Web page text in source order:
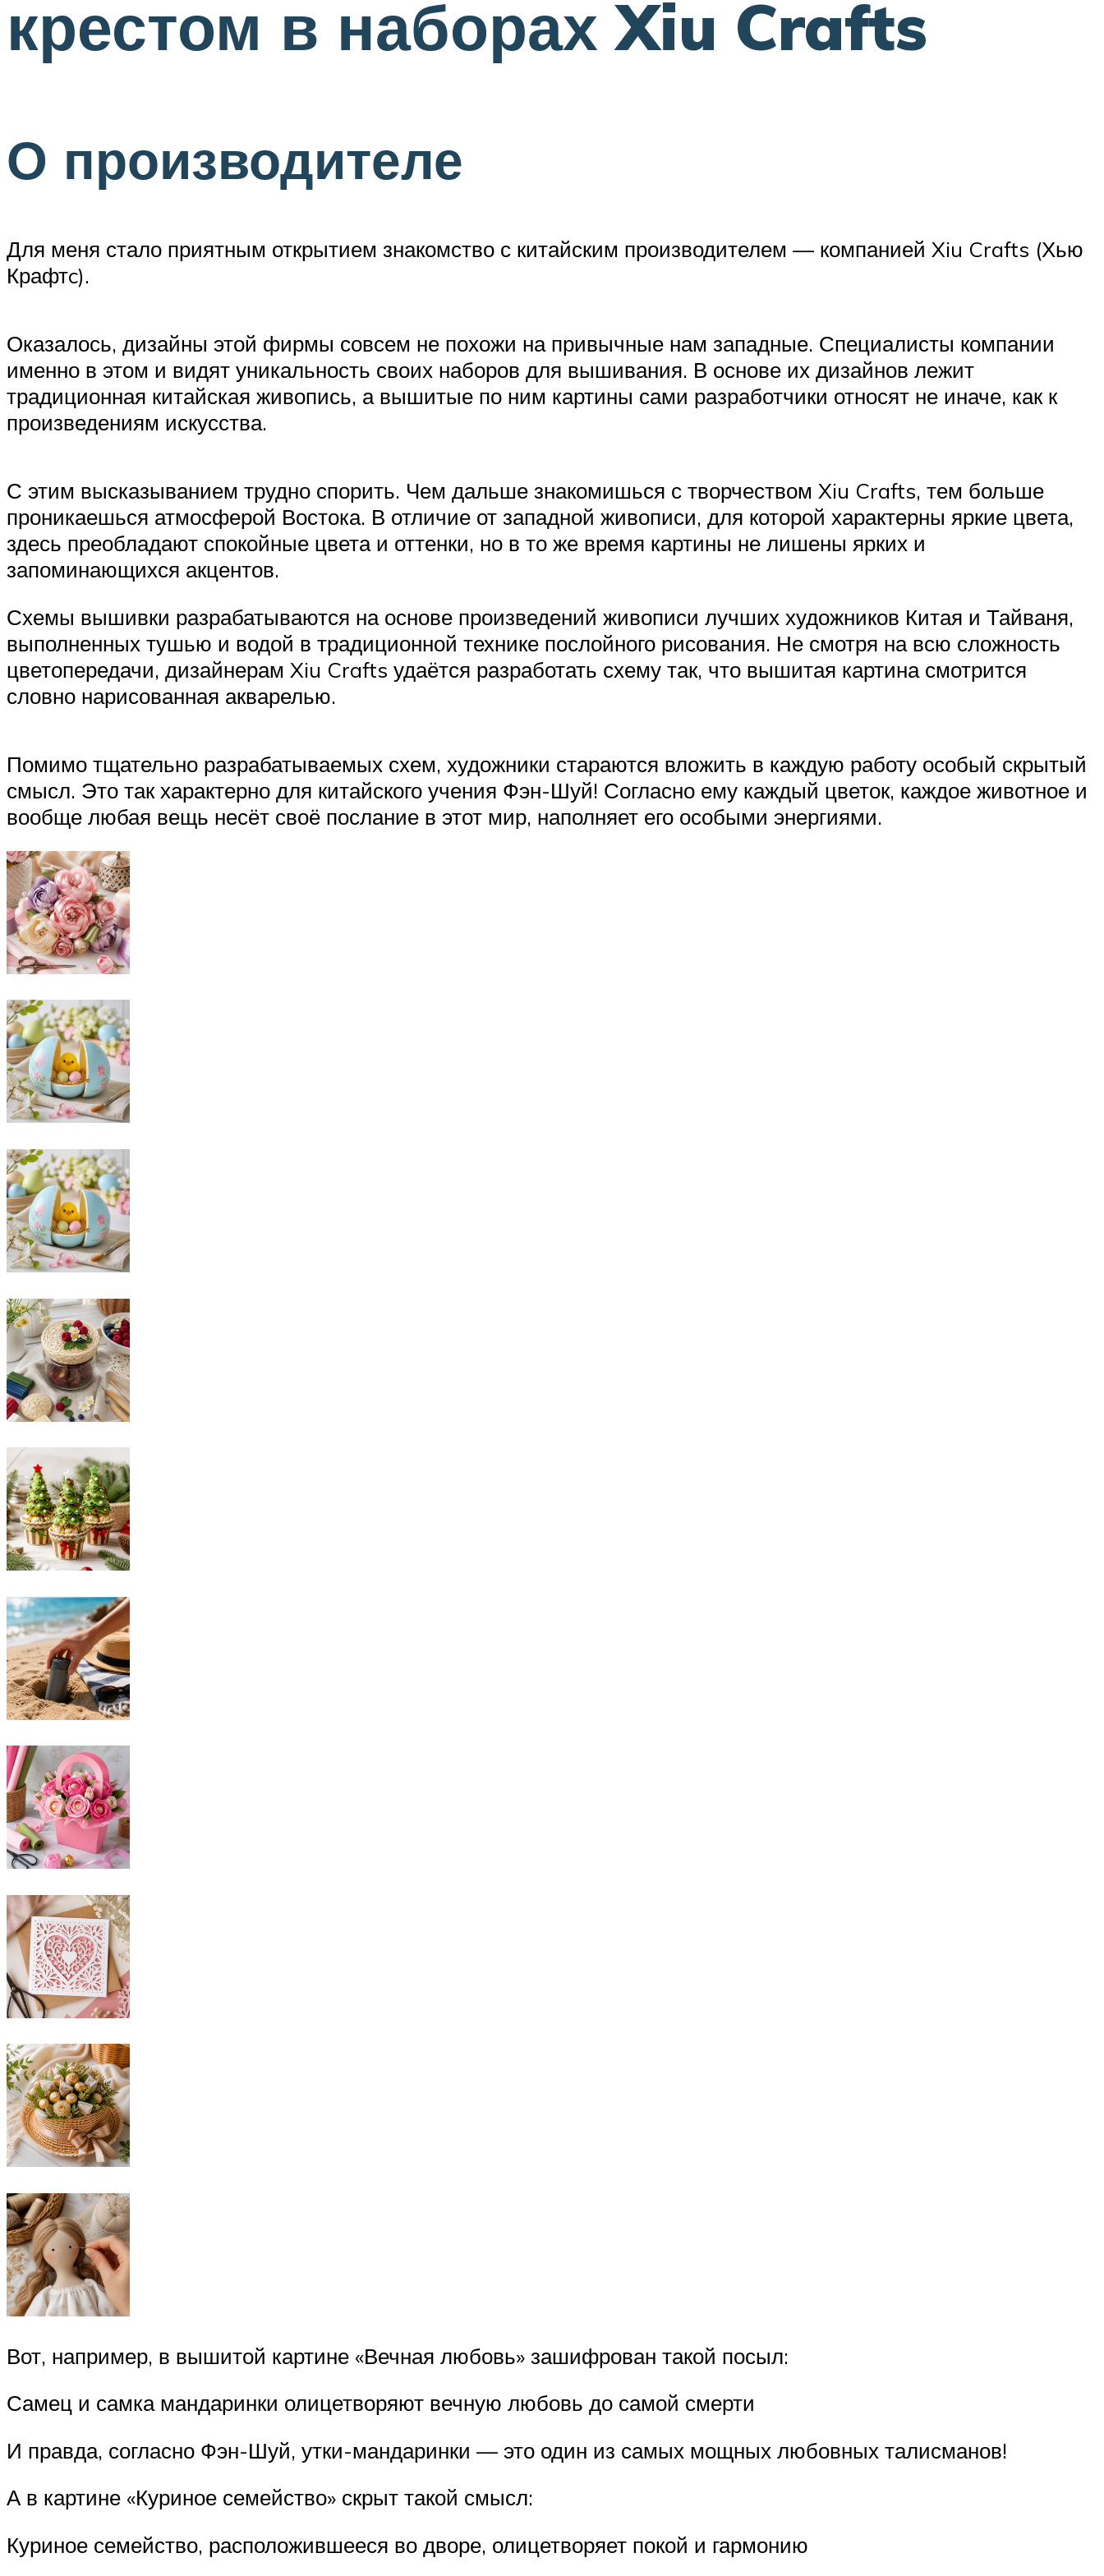
крестом в наборах Xiu Crafts
О производителе
Для меня стало приятным открытием знакомство с китайским производителем — компанией Xiu Crafts (Хью
Крафтc).
Оказалось, дизайны этой фирмы совсем не похожи на привычные нам западные. Специалисты компании
именно в этом и видят уникальность своих наборов для вышивания. В основе их дизайнов лежит
традиционная китайская живопись, а вышитые по ним картины сами разработчики относят не иначе, как к
произведениям искусства.
С этим высказыванием трудно спорить. Чем дальше знакомишься с творчеством Xiu Crafts, тем больше
проникаешься атмосферой Востока. В отличие от западной живописи, для которой характерны яркие цвета,
здесь преобладают спокойные цвета и оттенки, но в то же время картины не лишены ярких и
запоминающихся акцентов.
Схемы вышивки разрабатываются на основе произведений живописи лучших художников Китая и Тайваня,
выполненных тушью и водой в традиционной технике послойного рисования. Не смотря на всю сложность
цветопередачи, дизайнерам Xiu Crafts удаётся разработать схему так, что вышитая картина смотрится
словно нарисованная акварелью.
Помимо тщательно разрабатываемых схем, художники стараются вложить в каждую работу особый скрытый
смысл. Это так характерно для китайского учения Фэн-Шуй! Согласно ему каждый цветок, каждое животное и
вообще любая вещь несёт своё послание в этот мир, наполняет его особыми энергиями.
Вот, например, в вышитой картине «Вечная любовь» зашифрован такой посыл:
Самец и самка мандаринки олицетворяют вечную любовь до самой смерти
И правда, согласно Фэн-Шуй, утки-мандаринки — это один из самых мощных любовных талисманов!
А в картине «Куриное семейство» скрыт такой смысл:
Куриное семейство, расположившееся во дворе, олицетворяет покой и гармонию